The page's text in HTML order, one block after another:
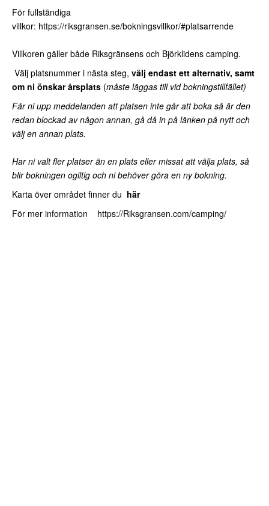
För fullständiga
villkor: https://riksgransen.se/bokningsvillkor/#platsarrende
Villkoren gäller både Riksgränsens och Björklidens camping.
Välj platsnummer i nästa steg, välj endast ett alternativ, samt
om ni önskar årsplats (måste läggas till vid bokningstillfället)
Får ni upp meddelanden att platsen inte går att boka så är den
redan blockad av någon annan, gå då in på länken på nytt och
välj en annan plats.
Har ni valt fler platser än en plats eller missat att välja plats, så
blir bokningen ogiltig och ni behöver göra en ny bokning.
Karta över området finner du här
För mer information https://Riksgransen.com/camping/